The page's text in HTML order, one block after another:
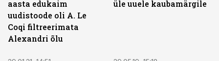
aasta edukaim
uudistoode oli A. Le
Coqi filtreerimata
Alexandri õlu
üle uuele kaubamärgile